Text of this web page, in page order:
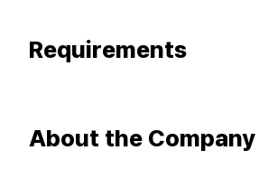
Requirements
About the Company